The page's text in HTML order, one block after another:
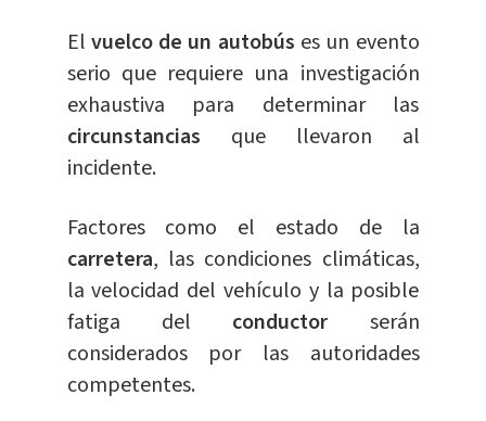
El vuelco de un autobús es un evento
serio que requiere una investigación
exhaustiva para determinar las
circunstancias que llevaron al
incidente.
Factores como el estado de la
carretera, las condiciones climáticas,
la velocidad del vehículo y la posible
fatiga del conductor serán
considerados por las autoridades
competentes.